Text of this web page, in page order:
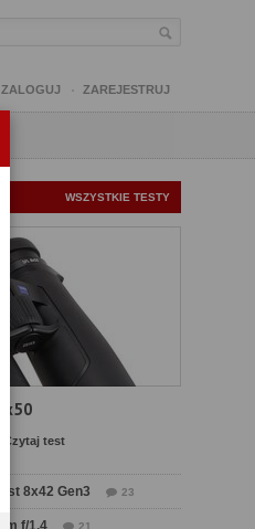
ZALOGUJ ZAREJESTRUJ
WSZYSTKIE TESTY
Czytaj test
8x42 Gen3 23
f/1.4 21